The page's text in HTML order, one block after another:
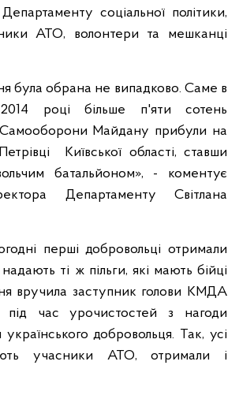
соціальної політики,
АТО, волонтери та мешканці
була обрана не випадково. Саме в
році більше п'яти сотень
Самооборони Майдану прибули на
Київської області, ставши
батальйоном», - коментує
Департаменту Світлана
перші добровольці отримали
ті ж пільги, які мають бійці
вручила заступник голови КМДА
час урочистостей з нагоди
добровольця. Так, усі
учасники АТО, отримали і